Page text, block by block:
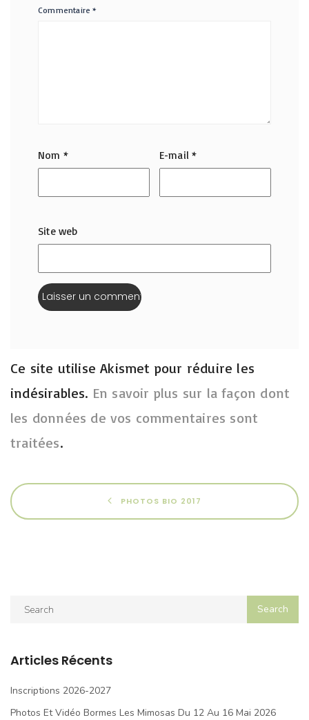
Commentaire*
Nom * E-mail*
Site web
Ce site utilise Akismet pour réduire les
indésirables. En savoir plus sur la façon dont
les données de vos commentaires sont
traitées.
PHOTOS BIO 2017
Articles Récents
Inscriptions 2026-2027
Photos Et Vidéo Bormes Les Mimosas Du 12 Au 16 Mai 2026